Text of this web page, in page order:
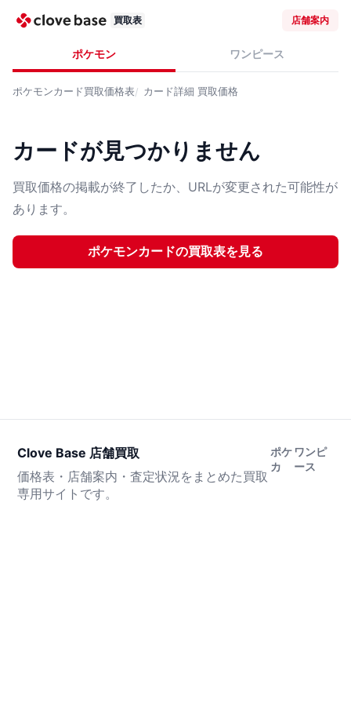
買取表 店舗案内
ポケモン ワンピース
ポケモンカード買取価格表 カード詳細 買取価格
カードが見つかりません
買取価格の掲載が終了したか、URLが変更された可能性が
あります。
ポケモンカードの買取表を見る
Clove Base 店舗買取
価格表・店舗案内・査定状況をまとめた買取
専用サイトです。
ポケ
カ
ワンピ
ース